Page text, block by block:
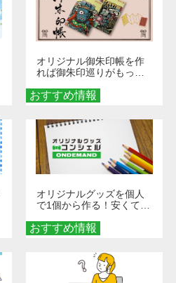
おすすめ情報
オリジナル御朱印帳を作
れば御朱印巡りがもっと
ダーメイドする魅力と選
び方
おすすめ情報
オリジナルグッズを個人
で1個から作る！安くて簡
秘訣